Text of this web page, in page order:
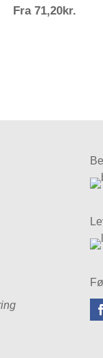
89,00kr.
Fra 71,20kr.